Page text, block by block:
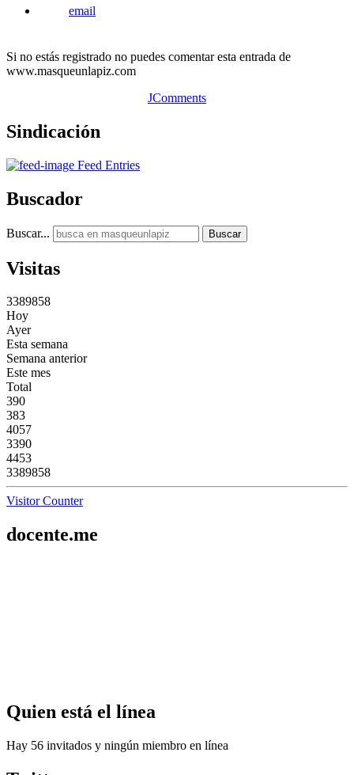
email
Si no estás registrado no puedes comentar esta entrada de
www.masqueunlapiz.com
JComments
Sindicación
Feed Entries
Buscador
Buscar... Buscar
Visitas
3389858
Hoy
Ayer
Esta semana
Semana anterior
Este mes
Total
390
383
4057
3390
4453
3389858
Visitor Counter
docente.me
Quien está el línea
Hay 56 invitados y ningún miembro en línea